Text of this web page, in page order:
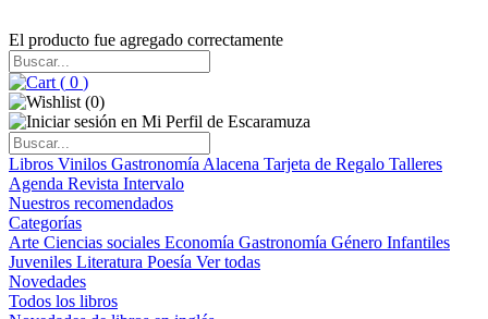
El producto fue agregado correctamente
( 0 )
(0)
Libros Vinilos Gastronomía Alacena Tarjeta de Regalo Talleres
Agenda Revista Intervalo
Nuestros recomendados
Categorías
Arte Ciencias sociales Economía Gastronomía Género Infantiles
Juveniles Literatura Poesía Ver todas
Novedades
Todos los libros